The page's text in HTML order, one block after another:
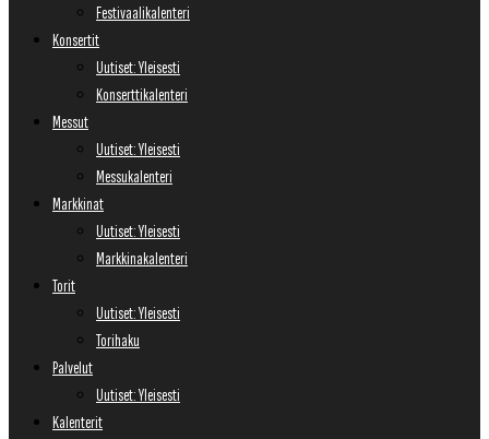
Festivaalikalenteri
Konsertit
Uutiset: Yleisesti
Konserttikalenteri
Messut
Uutiset: Yleisesti
Messukalenteri
Markkinat
Uutiset: Yleisesti
Markkinakalenteri
Torit
Uutiset: Yleisesti
Torihaku
Palvelut
Uutiset: Yleisesti
Kalenterit